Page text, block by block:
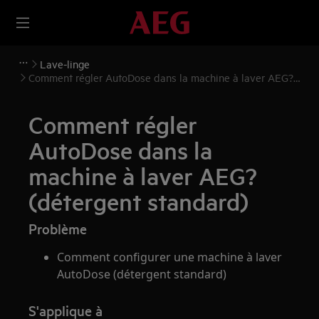
Lave-linge
Comment régler AutoDose dans la machine à laver AEG?
Comment régler
AutoDose dans la
machine à laver AEG?
(détergent standard)
Problème
Comment configurer une machine à laver
AutoDose (détergent standard)
S'applique à